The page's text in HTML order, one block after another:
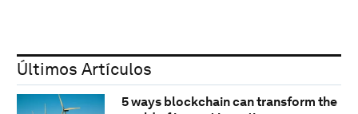
Últimos Artículos
5 ways blockchain can transform the